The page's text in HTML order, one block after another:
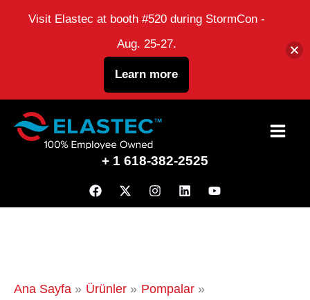
İçeriğe
atla
+ 1 618-382-2525
Ana Sayfa Ürünler
Pompalar
Visit Elastec at booth #520 during StormCon -
Aug. 25-27.
Learn more